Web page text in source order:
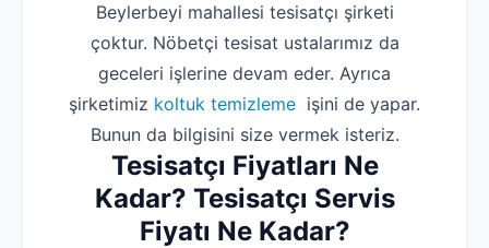
Beylerbeyi mahallesi tesisatçı şirketi
çoktur. Nöbetçi tesisat ustalarımız da
geceleri işlerine devam eder. Ayrıca
şirketimiz koltuk temizleme işini de yapar.
Bunun da bilgisini size vermek isteriz.
Tesisatçı Fiyatları Ne
Kadar? Tesisatçı Servis
Fiyatı Ne Kadar?